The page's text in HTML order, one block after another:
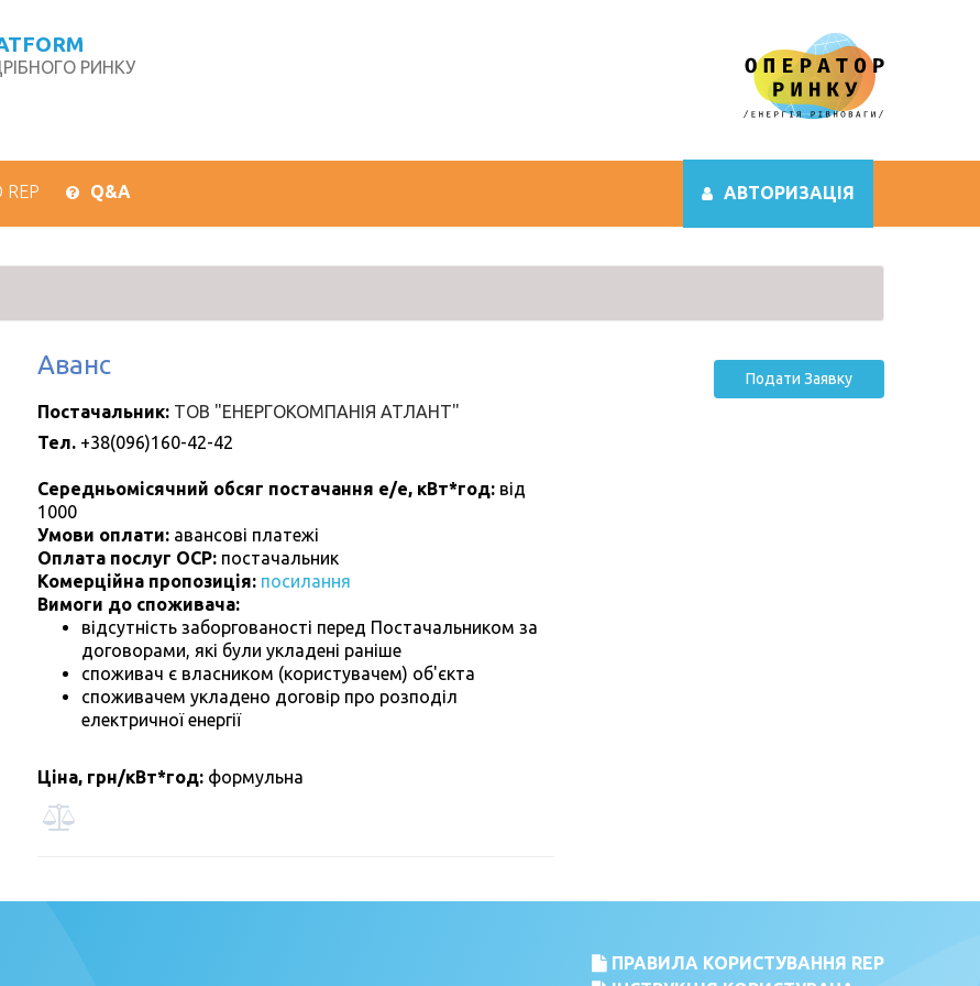
РИНКУ
Q&A АВТОРИЗАЦІЯ
Аванс
Постачальник: ТОВ "ЕНЕРГОКОМПАНІЯ АТЛАНТ"
Тел. +38(096)160-42-42
Середньомісячний обсяг постачання е/е, кВт*год: від
1000
Умови оплати: авансові платежі
Оплата послуг ОСР: постачальник
Комерційна пропозиція: посилання
Вимоги до споживача:
відсутність заборгованості перед Постачальником за
договорами, які були укладені раніше
споживач є власником (користувачем) об'єкта
споживачем укладено договір про розподіл
електричної енергії
Ціна, грн/кВт*год: формульна
Подати Заявку
ПРАВИЛА КОРИСТУВАННЯ REP